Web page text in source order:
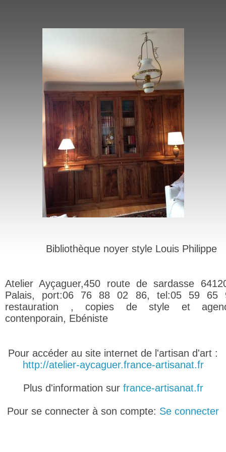
Bibliothèque noyer style Louis Philippe
Atelier Ayçaguer,450 route de sardasse
Palais, port:06 76 88 02 86, tel:05 59 65
restauration , copies de style et
contenporain, Ebéniste
Pour accéder au site internet de l'artisan d'art :
http://atelier-aycaguer.france-artisanat.fr
Plus d'information sur france-artisanat.fr
Pour se connecter à son compte: Se connecter